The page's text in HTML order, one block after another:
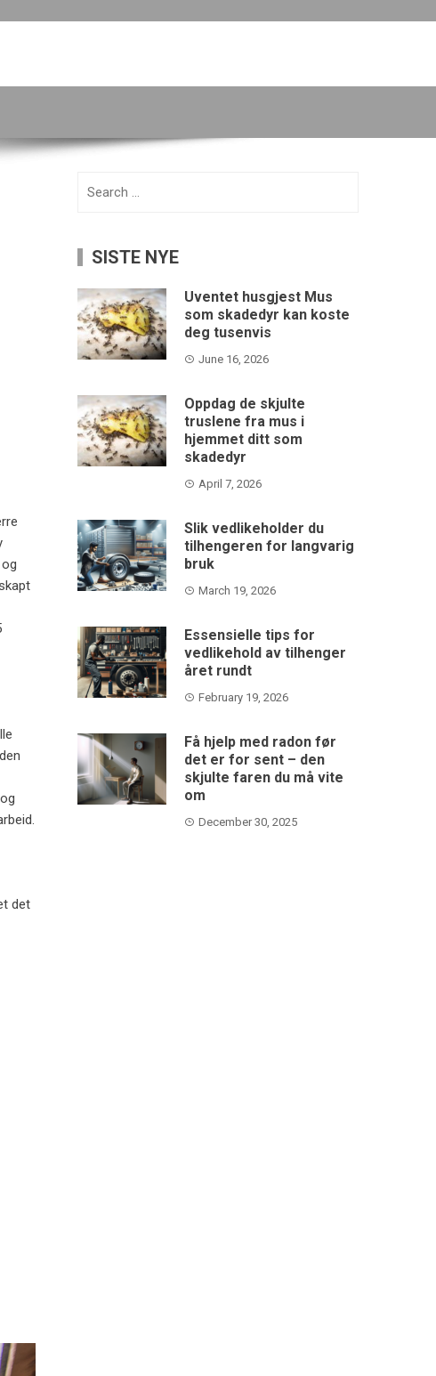
det
SISTE NYE
Uventet husgjest Mus
som skadedyr kan koste
deg tusenvis
June 16, 2026
Oppdag de skjulte
truslene fra mus i
hjemmet ditt som
skadedyr
April 7, 2026
Slik vedlikeholder du
tilhengeren for langvarig
bruk
March 19, 2026
Essensielle tips for
vedlikehold av tilhenger
året rundt
February 19, 2026
Få hjelp med radon før
det er for sent – den
skjulte faren du må vite
om
December 30, 2025